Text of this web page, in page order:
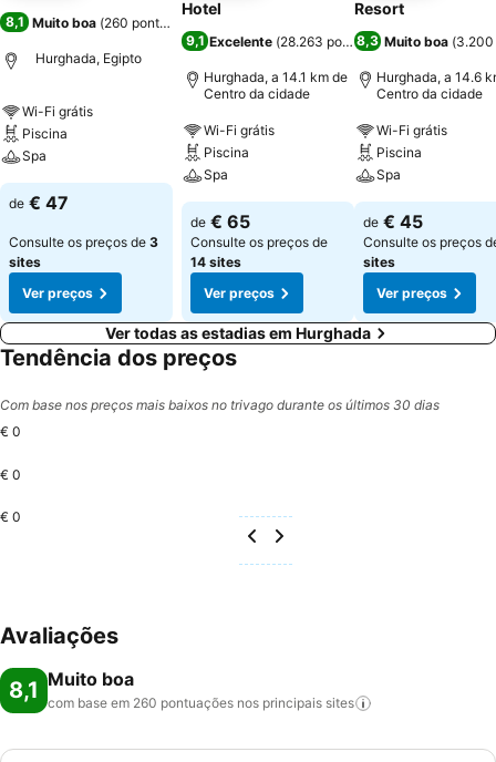
8,1 Muito boa (260 pontuações
Hurghada, Egipto
Wi-Fi grátis
Piscina
Spa
de € 47
Consulte os preços de 3
sites
Ver preços
Hotel
9,1 Excelente (28.263 pontuações)
Hurghada, a 14.1 km de
Centro da cidade
Wi-Fi grátis
Piscina
Spa
de € 65
Consulte os preços de
14 sites
Ver preços
Resort
8,3 Muito boa (3.200
Hurghada, a 14.6
Centro da cidade
Wi-Fi grátis
Piscina
Spa
de € 45
Consulte os preços
sites
Ver preços
Ver todas as estadias em Hurghada
Tendência dos preços
Com base nos preços mais baixos no trivago durante os últimos 30 dias
€ 0
€ 0
€ 0
Avaliações
8,1 Muito boa
com base em 260 pontuações nos principais sites